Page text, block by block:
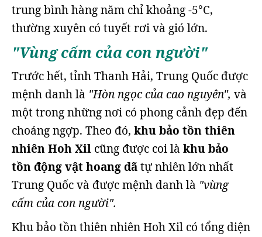
trung bình hàng năm chỉ khoảng -5°C,
thường xuyên có tuyết rơi và gió lớn.
"Vùng cấm của con người"
Trước hết, tỉnh Thanh Hải, Trung Quốc được
mệnh danh là "Hòn ngọc của cao nguyên", và
một trong những nơi có phong cảnh đẹp đến
choáng ngợp. Theo đó, khu bảo tồn thiên
nhiên Hoh Xil cũng được coi là khu bảo
tồn động vật hoang dãtự nhiên lớn nhất
Trung Quốc và được mệnh danh là "vùng
cấm của con người".
Khu bảo tồn thiên nhiên Hoh Xil có tổng diện